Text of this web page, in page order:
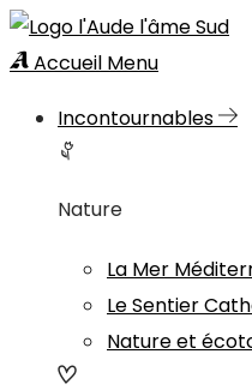
Accueil Menu
Incontournables
Nature
La Mer
Le Sentier
Nature et